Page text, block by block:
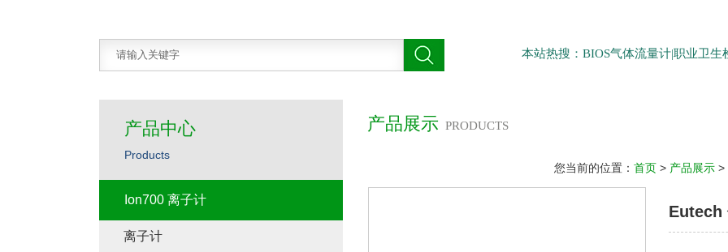
本站热搜：BIOS气体流量计|职业卫
产品展示 PRODUCTS
您当前的位置： 首页 > 产品展示 >
Eutech
产品中心
Products
Ion700 离子计
离子计